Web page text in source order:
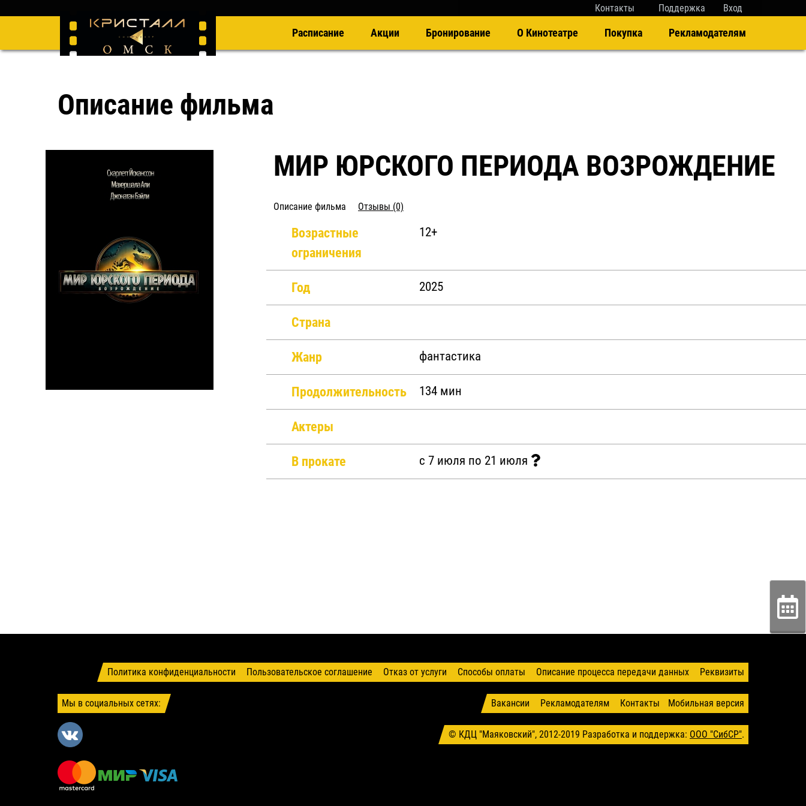
Контакты Поддержка Вход
Расписание Акции Бронирование О Кинотеатре Покупка Рекламодателям
Описание фильма
МИР ЮРСКОГО ПЕРИОДА ВОЗРОЖДЕНИЕ
Описание фильма Отзывы (0)
Возрастные
ограничения
12+
Год 2025
Страна
Жанр фантастика
Продолжительность 134 мин
Актеры
В прокате c 7 июля по 21 июля
Политика конфиденциальности Пользовательское соглашение Отказ от услуги Способы оплаты Описание процесса передачи данных Реквизиты
Вакансии Рекламодателям Контакты Мобильная версия
© КДЦ "Маяковский", 2012-2019 Разработка и поддержка: ООО "СибСР".
Мы в социальных сетях: